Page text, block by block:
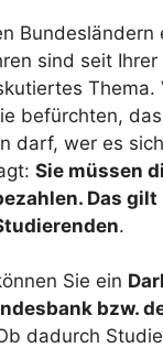
Bundesländern
sind seit Ihrer
Thema.
befürchten,
darf, wer es
Sie müssen
Das
.
Sie ein
bzw.
dadurch